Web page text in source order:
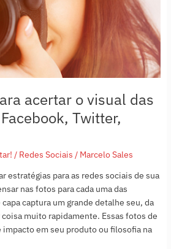
acertar o visual das
Twitter,
/ Redes Sociais / Marcelo Sales
estratégias para as redes sociais de sua
nas fotos para cada uma das
captura um grande detalhe seu, da
muito rapidamente. Essas fotos de
impacto em seu produto ou filosofia na